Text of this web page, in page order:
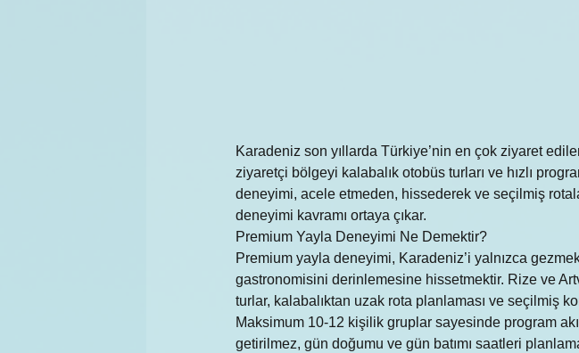
Karadeniz son yıllarda Türkiye’nin en çok ziyaret
ziyaretçi bölgeyi kalabalık otobüs turları ve hızlı
deneyimi, acele etmeden, hissederek ve seçilmiş
deneyimi kavramı ortaya çıkar.
Premium Yayla Deneyimi Ne Demektir?
Premium yayla deneyimi, Karadeniz’i yalnızca
gastronomisini derinlemesine hissetmektir. Rize ve
turlar, kalabalıktan uzak rota planlaması ve seçilmiş
Maksimum 10-12 kişilik gruplar sayesinde program
getirilmez, gün doğumu ve gün batımı saatleri